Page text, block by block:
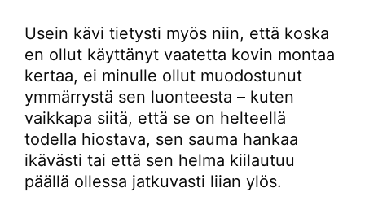
Usein kävi tietysti myös niin, että koska
en ollut käyttänyt vaatetta kovin montaa
kertaa, ei minulle ollut muodostunut
ymmärrystä sen luonteesta – kuten
vaikkapa siitä, että se on helteellä
todella hiostava, sen sauma hankaa
ikävästi tai että sen helma kiilautuu
päällä ollessa jatkuvasti liian ylös.